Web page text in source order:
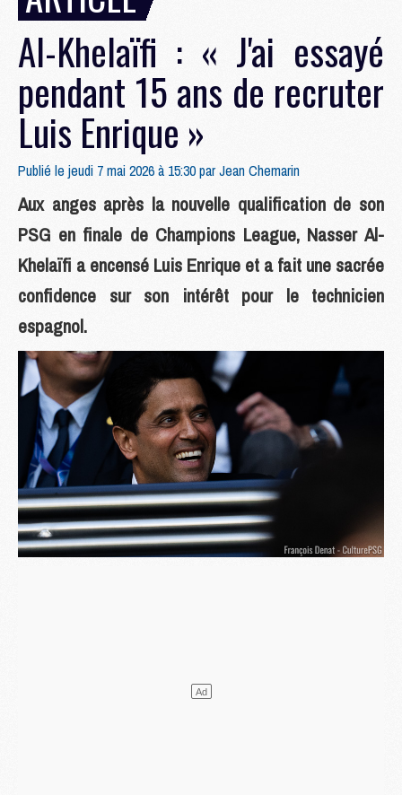
Al-Khelaïfi : « J'ai essayé
pendant 15 ans de recruter
Luis Enrique »
Publié le jeudi 7 mai 2026 à 15:30 parJean Chemarin
Aux anges après la nouvelle qualification de son
PSG en finale de Champions League, Nasser Al-
Khelaïfi a encensé Luis Enrique et a fait une sacrée
confidence sur son intérêt pour le technicien
espagnol.